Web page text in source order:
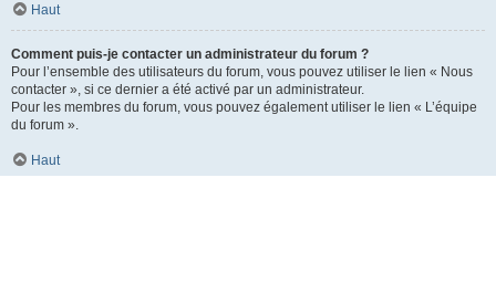
Haut
Comment puis-je contacter un administrateur du forum ?
Pour l’ensemble des utilisateurs du forum, vous pouvez utiliser le lien « Nous
contacter », si ce dernier a été activé par un administrateur.
Pour les membres du forum, vous pouvez également utiliser le lien « L’équipe
du forum ».
Haut